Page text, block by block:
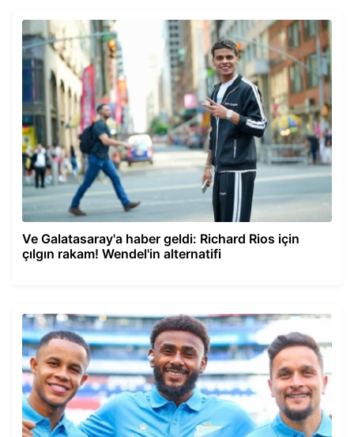
Ve Galatasaray'a haber geldi: Richard Rios için
çılgın rakam! Wendel'in alternatifi